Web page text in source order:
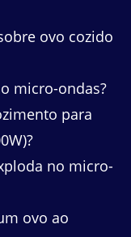
ovo cozido
micro-ondas?
para
no micro-
ovo ao